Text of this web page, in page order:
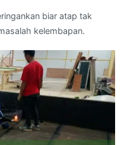
biar atap tak
kelembapan.